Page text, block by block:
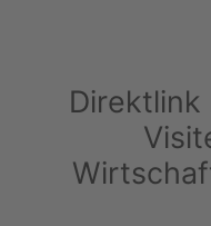
Direktlink